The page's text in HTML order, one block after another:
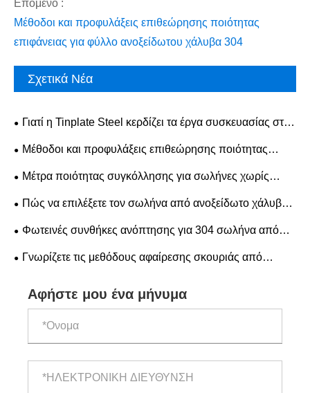
Επόμενο :
​Μέθοδοι και προφυλάξεις επιθεώρησης ποιότητας
επιφάνειας για φύλλο ανοξείδωτου χάλυβα 304
Σχετικά Νέα
Γιατί η Tinplate Steel κερδίζει τα έργα συσκευασίας στον
πραγματικό κόσμο σήμερα;
​Μέθοδοι και προφυλάξεις επιθεώρησης ποιότητας
επιφάνειας για φύλλο ανοξείδωτου χάλυβα 304
​Μέτρα ποιότητας συγκόλλησης για σωλήνες χωρίς
ραφή 304 από ανοξείδωτο χάλυβα
Πώς να επιλέξετε τον σωλήνα από ανοξείδωτο χάλυβα
για τις βιομηχανικές σας ανάγκες;
Φωτεινές συνθήκες ανόπτησης για 304 σωλήνα από
ανοξείδωτο χάλυβα
Γνωρίζετε τις μεθόδους αφαίρεσης σκουριάς από
Αφήστε μου ένα μήνυμα